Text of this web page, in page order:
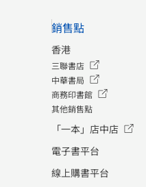
銷售點
香港
三聯書店
中華書局
商務印書館
其他銷售點
「一本」店中店
電子書平台
線上購書平台